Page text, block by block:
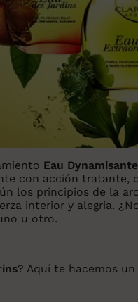
Eau Dynamisante
con acción tratante,
los principios de la
interior y alegría.
u otro.
? Aquí te hacemos